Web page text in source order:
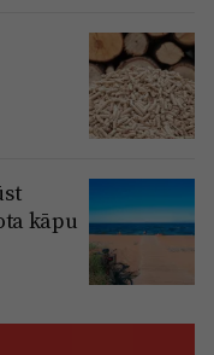
kāpu